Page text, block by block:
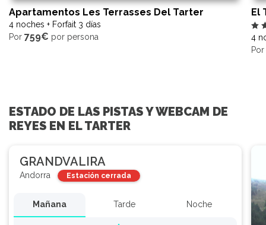
Apartamentos Les Terrasses Del Tarter
4 noches + Forfait 3 días
Por 759€ por persona
El
4
Por
ESTADO DE LAS PISTAS Y WEBCAM DE
REYES EN EL TARTER
GRANDVALIRA
Andorra Estación cerrada
Mañana Tarde Noche